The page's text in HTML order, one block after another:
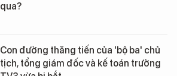
qua?
Con đường thăng tiến của 'bộ ba' chủ
tịch, tổng giám đốc và kế toán trưởng